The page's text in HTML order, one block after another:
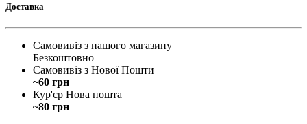
Доставка
Самовивіз з нашого магазину
Безкоштовно
Самовивіз з Нової Пошти
~60 грн
Кур'єр Нова пошта
~80 грн